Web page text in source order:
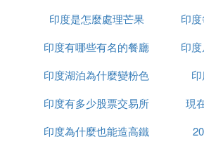
在印度，牛被視為神明的化身，尤
——一頭名為「南迪」的大牛。印
人敢碰一下。然而，並非所有的牛
「瘤牛」才被奉為「印度神牛」，
印度是怎麼處理芒果
印
印度有哪些有名的餐廳
印
印度湖泊為什麼變粉色
印度有多少股票交易所
現
印度為什麼也能造高鐵